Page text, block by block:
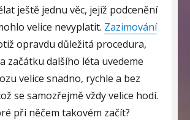
ještě jednu věc, jejíž podcenění
velice nevyplatit. Zazimování
opravdu důležitá procedura,
začátku dalšího léta uvedeme
velice snadno, rychle a bez
se samozřejmě vždy velice hodí.
při něčem takovém začít?